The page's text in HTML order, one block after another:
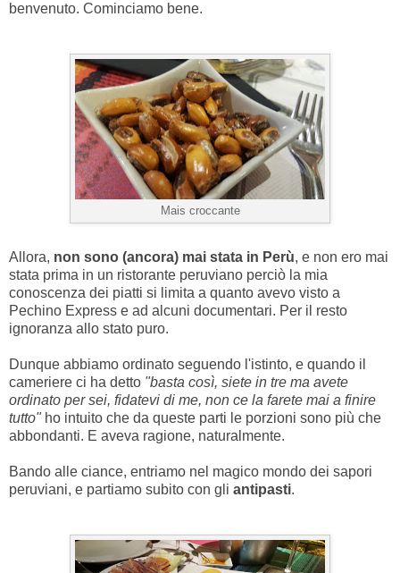
benvenuto. Cominciamo bene.
Mais croccante
Allora, non sono (ancora) mai stata in Perù, e non ero mai
stata prima in un ristorante peruviano perciò la mia
conoscenza dei piatti si limita a quanto avevo visto a
Pechino Express e ad alcuni documentari. Per il resto
ignoranza allo stato puro.
Dunque abbiamo ordinato seguendo l'istinto, e quando il
cameriere ci ha detto "basta così, siete in tre ma avete
ordinato per sei, fidatevi di me, non ce la farete mai a finire
tutto"ho intuito che da queste parti le porzioni sono più che
abbondanti. E aveva ragione, naturalmente.
Bando alle ciance, entriamo nel magico mondo dei sapori
peruviani, e partiamo subito con gli antipasti.